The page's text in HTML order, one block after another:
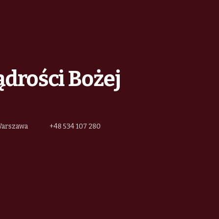
Bożej
+48 534 107 280